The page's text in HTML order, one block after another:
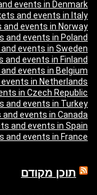
events in Denmark
and events in Italy
and events in Norway
and events in Poland
events in Sweden
and events in Finland
events in Belgium
in Netherlands
in Czech Republic
and events in Turkey
events in Canada
and events in Spain
and events in France
תוכן מקודם